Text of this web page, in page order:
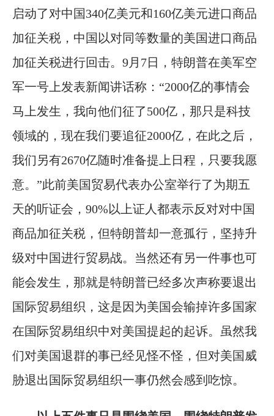
启动了对中国340亿美元和160亿美元进口商品
加征关税，中国以对同等数量的美国进口商品
加征关税进行回击。9月7日，特朗普在美军空
军一号上发表新闻讲话称：“2000亿的事情会
马上发生，我向他们征了500亿，那只是科技
领域的，现在我们要追征2000亿，在此之后，
我们另有2670亿随时准备提上日程，只要我愿
意。”此前美国贸易代表办公室举行了为期五
天的听证会，90%以上证人都表示反对对中国
商品加征关税，但特朗普却一意孤行，坚持升
级对中国进行贸易战。当然还有另一件事也可
能会发生，那就是特朗普已经多次声称要退出
国际贸易组织，这是因为美国会输掉许多国家
在国际贸易组织中对美国提起的起诉。虽然我
们对美国退群的事已经见怪不怪，但对美国威
胁退出国际贸易组织一事仍然会感到吃惊。